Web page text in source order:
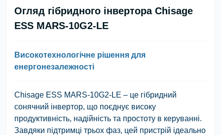
Огляд гібридного інвертора Chisage
ESS MARS-10G2-LE
Високотехнологічне рішення для
енергонезалежності
Chisage ESS MARS-10G2-LE – це гібридний
сонячний інвертор, що поєднує високу
продуктивність, надійність та простоту в керуванні.
Завдяки підтримці трьох фаз, цей пристрій ідеально